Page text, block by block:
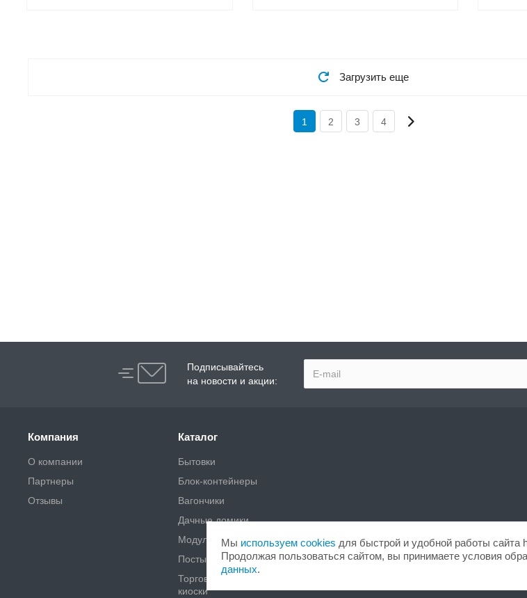
Загрузить еще
1 2 3 4
Подписывайтесь
на новости и акции:
Компания
О компании
Партнеры
Отзывы
Каталог
Бытовки
Блок-контейнеры
Вагончики
Дачные домики
Модульные здания
Посты охраны, КПП
Торговые павильоны,
киоски
Мы используем cookies для быстрой и удобной работы сайта
Продолжая пользоваться сайтом, вы принимаете условия
данных.